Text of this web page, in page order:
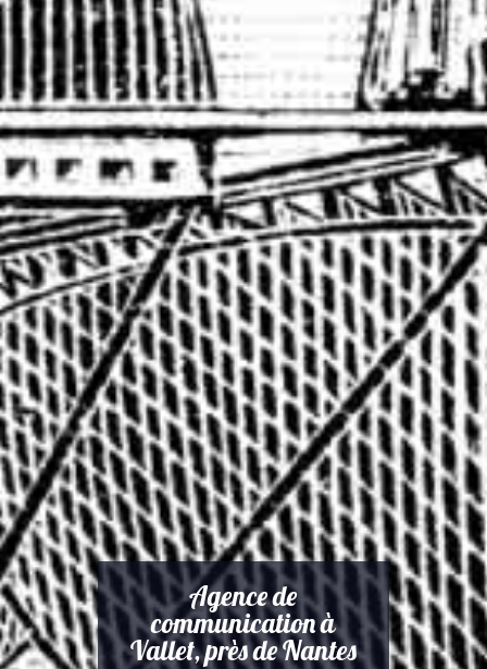
Agence de
communication à
Vallet, près de Nantes